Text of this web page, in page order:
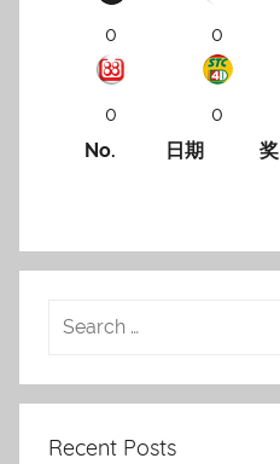
0 0
0 0
No.
日期 奖
Recent Posts